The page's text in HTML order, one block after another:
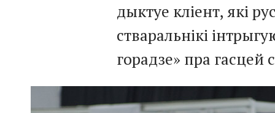
дыктуе кліент, які
стваральнікі
горадзе» пра гасцей